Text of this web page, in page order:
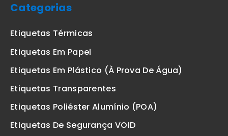
Categorias
Etiquetas Térmicas
Etiquetas Em Papel
Etiquetas Em Plástico (à Prova De Água)
Etiquetas Transparentes
Etiquetas Poliéster Alumínio (POA)
Etiquetas De Segurança VOID